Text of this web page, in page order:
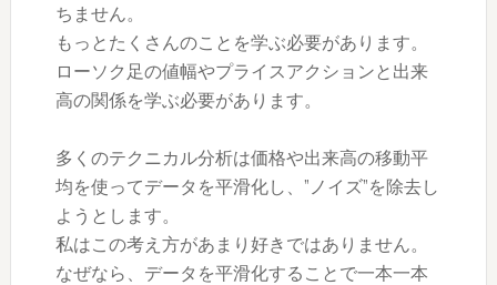
ちません。
もっとたくさんのことを学ぶ必要があります。
ローソク足の値幅やプライスアクションと出来
高の関係を学ぶ必要があります。
多くのテクニカル分析は価格や出来高の移動平
均を使ってデータを平滑化し、”ノイズ”を除去し
ようとします。
私はこの考え方があまり好きではありません。
なぜなら、データを平滑化することで一本一本